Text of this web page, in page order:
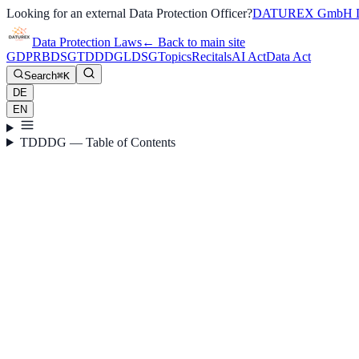
Looking for an external Data Protection Officer?DATUREX GmbH
Data Protection Laws← Back to main site
GDPRBDSGTDDDGLDSGTopicsRecitalsAI ActData Act
Search⌘K
DE
EN
TDDDG — Table of Contents